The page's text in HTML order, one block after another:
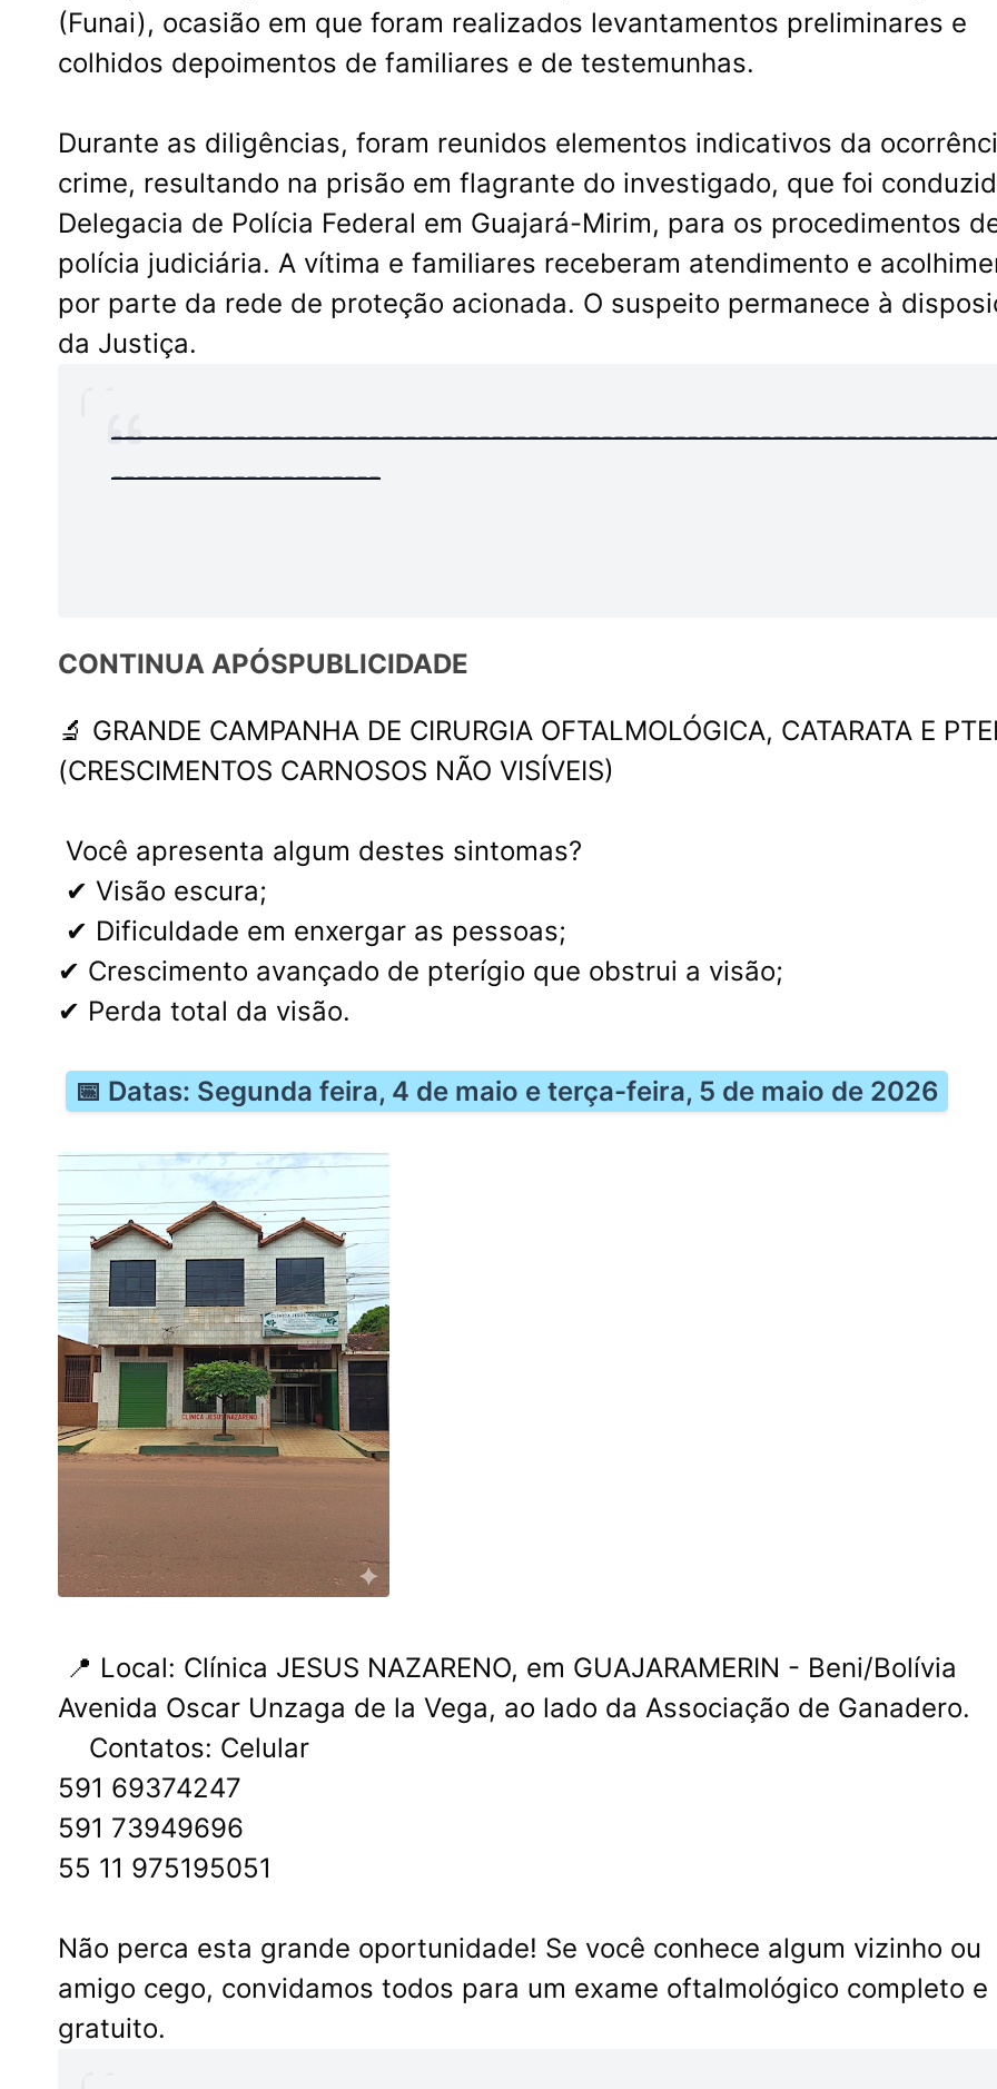
(Funai), ocasião em que foram realizados levantamentos preliminares e
colhidos depoimentos de familiares e de testemunhas.
Durante as diligências, foram reunidos elementos indicativos da
crime, resultando na prisão em flagrante do investigado, que foi
Delegacia de Polícia Federal em Guajará-Mirim, para os procedimentos
polícia judiciária. A vítima e familiares receberam atendimento e
por parte da rede de proteção acionada. O suspeito permanece à
da Justiça.
----------------------
CONTINUA APÓSPUBLICIDADE
🔬 GRANDE CAMPANHA DE CIRURGIA OFTALMOLÓGICA, CATARATA E
(CRESCIMENTOS CARNOSOS NÃO VISÍVEIS)
Você apresenta algum destes sintomas?
✔ Visão escura;
✔ Dificuldade em enxergar as pessoas;
✔ Crescimento avançado de pterígio que obstrui a visão;
✔ Perda total da visão.
📅 Datas: Segunda feira, 4 de maio e terça-feira, 5 de maio de 2026
📍 Local: Clínica JESUS ​​NAZARENO, em GUAJARAMERIN - Beni/Bolívia
Avenida Oscar Unzaga de la Vega, ao lado da Associação de Ganadero.
Contatos: Celular
591 69374247
591 73949696
55 11 975195051
Não perca esta grande oportunidade! Se você conhece algum vizinho ou
amigo cego, convidamos todos para um exame oftalmológico completo e
gratuito.